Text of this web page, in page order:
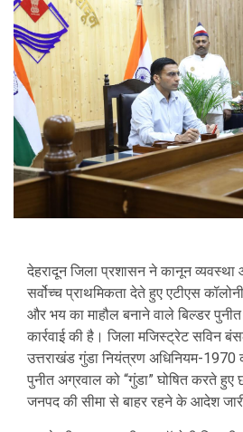
देहरादून जिला प्रशासन ने कानून
सर्वोच्च प्राथमिकता देते हुए एटीएस
और भय का माहौल बनाने वाले बिल्डर
कार्रवाई की है। जिला मजिस्ट्रेटसविन
उत्तराखंड गुंडा नियंत्रण अधिनियम-1970
पुनीत अग्रवाल को “गुंडा” घोषित करते हुए
जनपद की सीमा से बाहर रहने के आदेश